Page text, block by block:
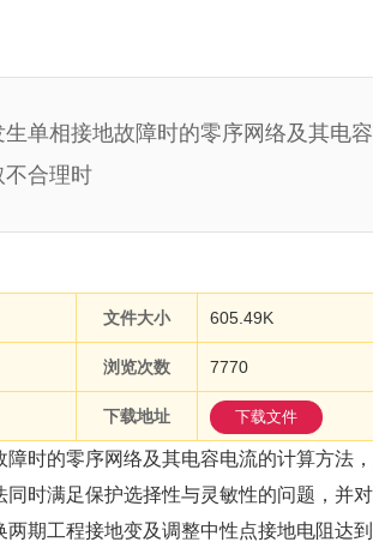
相接地故障时的零序网络及其电
不合理时
文件大小 605.49K
浏览次数 7770
下载地址 下载文件
的零序网络及其电容电流的计算方法
时满足保护选择性与灵敏性的问题，并
期工程接地变及调整中性点接地电阻达